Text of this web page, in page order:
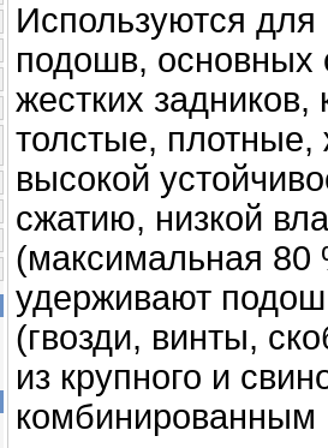
Используются для
подошв, основных
жестких
толстые, плотные,
высокой
сжатию, низкой
(максимальная 80
удерживают
(гвозди, винты,
из крупного и
комбинированным